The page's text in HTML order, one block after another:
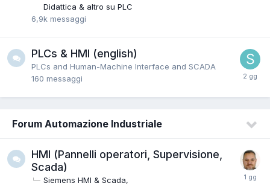
Didattica & altro su PLC
6,9k messaggi
PLCs & HMI (english)
PLCs and Human-Machine Interface and SCADA
160 messaggi
Forum Automazione Industriale
HMI (Pannelli operatori, Supervisione,
Scada)
Siemens HMI & Scada